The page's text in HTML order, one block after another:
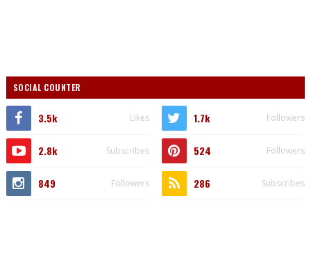
SOCIAL COUNTER
3.5k Likes 1.7k Followers
2.8k Subscribes 524 Followers
849 Followers 286 Subscribes